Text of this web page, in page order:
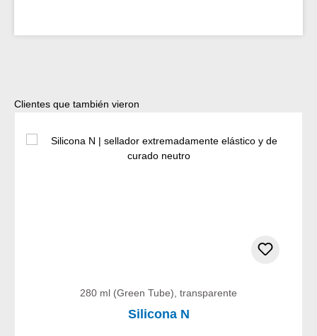
Omitir la galería de productos
Clientes que también vieron
280 ml (Green Tube), transparente
Silicona N